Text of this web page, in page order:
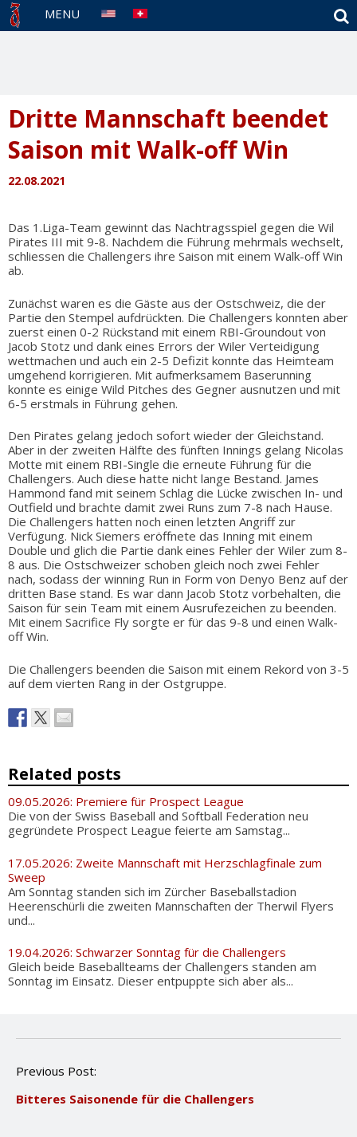
MENU
Dritte Mannschaft beendet
Saison mit Walk-off Win
22.08.2021
Das 1.Liga-Team gewinnt das Nachtragsspiel gegen die Wil
Pirates III mit 9-8. Nachdem die Führung mehrmals wechselt,
schliessen die Challengers ihre Saison mit einem Walk-off Win
ab.
Zunächst waren es die Gäste aus der Ostschweiz, die der
Partie den Stempel aufdrückten. Die Challengers konnten aber
zuerst einen 0-2 Rückstand mit einem RBI-Groundout von
Jacob Stotz und dank eines Errors der Wiler Verteidigung
wettmachen und auch ein 2-5 Defizit konnte das Heimteam
umgehend korrigieren. Mit aufmerksamem Baserunning
konnte es einige Wild Pitches des Gegner ausnutzen und mit
6-5 erstmals in Führung gehen.
Den Pirates gelang jedoch sofort wieder der Gleichstand.
Aber in der zweiten Hälfte des fünften Innings gelang Nicolas
Motte mit einem RBI-Single die erneute Führung für die
Challengers. Auch diese hatte nicht lange Bestand. James
Hammond fand mit seinem Schlag die Lücke zwischen In- und
Outfield und brachte damit zwei Runs zum 7-8 nach Hause.
Die Challengers hatten noch einen letzten Angriff zur
Verfügung. Nick Siemers eröffnete das Inning mit einem
Double und glich die Partie dank eines Fehler der Wiler zum 8-
8 aus. Die Ostschweizer schoben gleich noch zwei Fehler
nach, sodass der winning Run in Form von Denyo Benz auf der
dritten Base stand. Es war dann Jacob Stotz vorbehalten, die
Saison für sein Team mit einem Ausrufezeichen zu beenden.
Mit einem Sacrifice Fly sorgte er für das 9-8 und einen Walk-
off Win.
Die Challengers beenden die Saison mit einem Rekord von 3-5
auf dem vierten Rang in der Ostgruppe.
Related posts
09.05.2026: Premiere für Prospect League
Die von der Swiss Baseball and Softball Federation neu
gegründete Prospect League feierte am Samstag...
17.05.2026: Zweite Mannschaft mit Herzschlagfinale zum
Sweep
Am Sonntag standen sich im Zürcher Baseballstadion
Heerenschürli die zweiten Mannschaften der Therwil Flyers
und...
19.04.2026: Schwarzer Sonntag für die Challengers
Gleich beide Baseballteams der Challengers standen am
Sonntag im Einsatz. Dieser entpuppte sich aber als...
P
s
Previous Post:
Bitteres Saisonende für die Challengers